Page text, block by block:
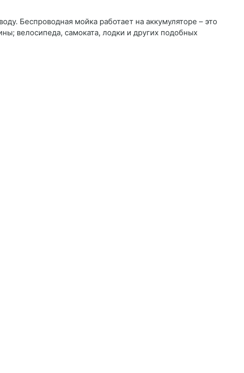
Беспроводная мойка работает на аккумуляторе – это
велосипеда, самоката, лодки и других подобных